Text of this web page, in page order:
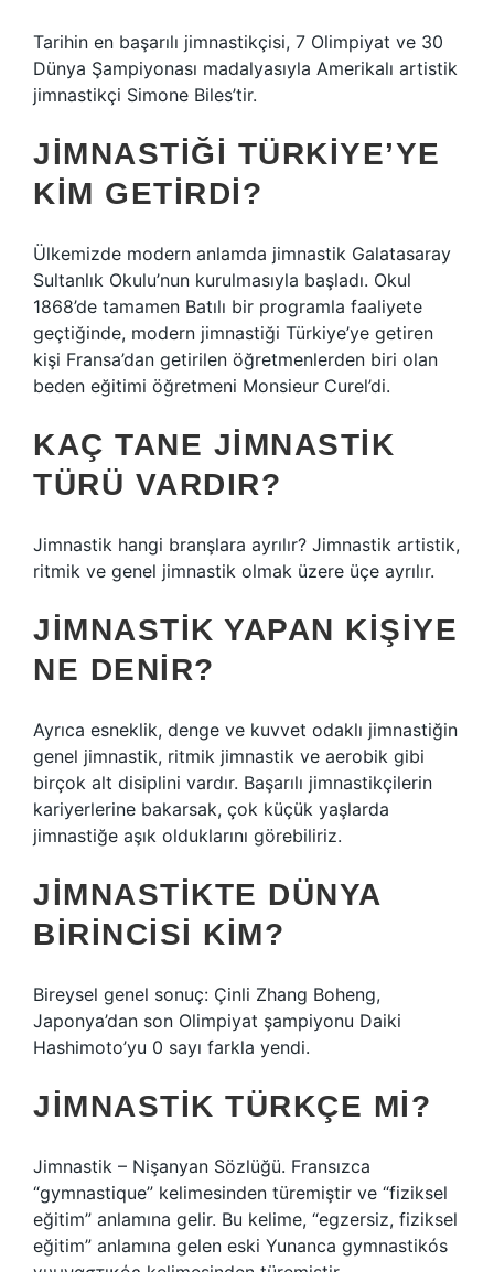
Tarihin en başarılı jimnastikçisi, 7 Olimpiyat ve 30
Dünya Şampiyonası madalyasıyla Amerikalı artistik
jimnastikçi Simone Biles’tir.
JIMNASTIĞI TÜRKIYE’YE
KIM GETIRDI?
Ülkemizde modern anlamda jimnastik Galatasaray
Sultanlık Okulu’nun kurulmasıyla başladı. Okul
1868’de tamamen Batılı bir programla faaliyete
geçtiğinde, modern jimnastiği Türkiye’ye getiren
kişi Fransa’dan getirilen öğretmenlerden biri olan
beden eğitimi öğretmeni Monsieur Curel’di.
KAÇ TANE JIMNASTIK
TÜRÜ VARDIR?
Jimnastik hangi branşlara ayrılır? Jimnastik artistik,
ritmik ve genel jimnastik olmak üzere üçe ayrılır.
JIMNASTIK YAPAN KIŞIYE
NE DENIR?
Ayrıca esneklik, denge ve kuvvet odaklı jimnastiğin
genel jimnastik, ritmik jimnastik ve aerobik gibi
birçok alt disiplini vardır. Başarılı jimnastikçilerin
kariyerlerine bakarsak, çok küçük yaşlarda
jimnastiğe aşık olduklarını görebiliriz.
JIMNASTIKTE DÜNYA
BIRINCISI KIM?
Bireysel genel sonuç: Çinli Zhang Boheng,
Japonya’dan son Olimpiyat şampiyonu Daiki
Hashimoto’yu 0 sayı farkla yendi.
JIMNASTIK TÜRKÇE MI?
Jimnastik – Nişanyan Sözlüğü. Fransızca
“gymnastique” kelimesinden türemiştir ve “fiziksel
eğitim” anlamına gelir. Bu kelime, “egzersiz, fiziksel
eğitim” anlamına gelen eski Yunanca gymnastikós